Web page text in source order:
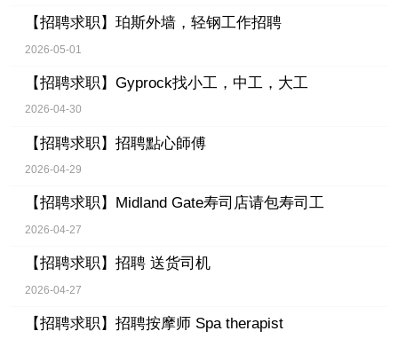
【招聘求职】 珀斯外墙，轻钢工作招聘
2026-05-01
【招聘求职】 Gyprock找小工，中工，大工
2026-04-30
【招聘求职】 招聘點心師傅
2026-04-29
【招聘求职】 Midland Gate寿司店请包寿司工
2026-04-27
【招聘求职】 招聘 送货司机
2026-04-27
【招聘求职】 招聘按摩师 Spa therapist